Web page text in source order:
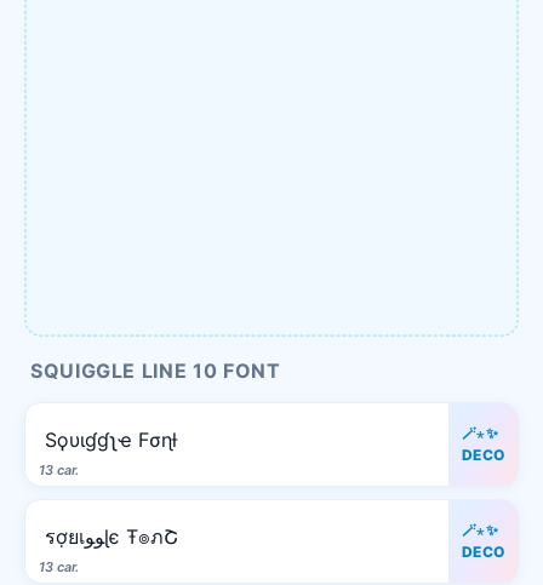
SQUIGGLE LINE 10 FONT
13 car.
Sϙυιɠɠʅҽ Fσɳƚ
🪄⋆✨
DECO
13 car.
รợยเﻮﻮɭє Ŧ๏ภՇ
🪄⋆✨
DECO